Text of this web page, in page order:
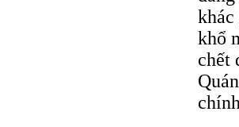
khổ
chết